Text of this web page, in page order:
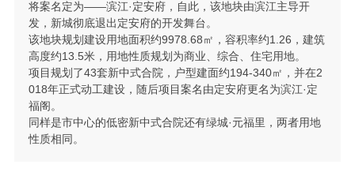
将案名定为——滨江·定安府，自此，该地块由滨江主导开
发，新城彻底退出定安府的开发舞台。
该地块规划建设用地面积约9978.68㎡，容积率约1.26，建筑
高度约13.5米，用地性质规划为商业、综合、住宅用地。
项目规划了43套新中式合院，户型建面约194-340㎡，并在2
018年正式动工建设，随后项目案名由定安府更名为滨江·定
福阁。
同样是市中心的低密新中式合院还有绿城·元福里，两者用地
性质相同。